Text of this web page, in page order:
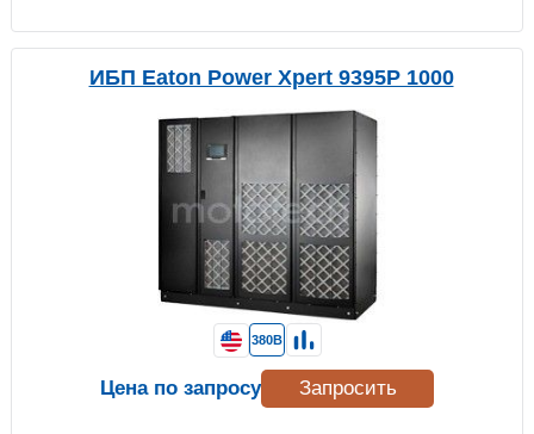
ИБП Eaton Power Xpert 9395P 1000
380В
Цена по запросу Запросить